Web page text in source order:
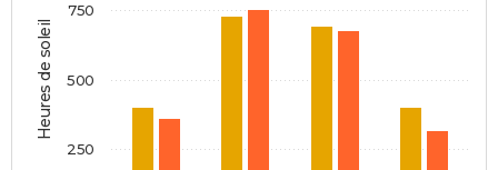
Heures de soleil
250
500
750